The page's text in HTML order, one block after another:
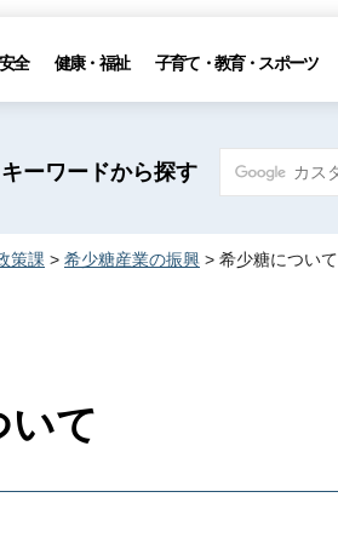
全 健康・福祉 子育て・教育・スポーツ
キーワードから探す
策課 > 希少糖産業の振興 > 希少糖について
いて